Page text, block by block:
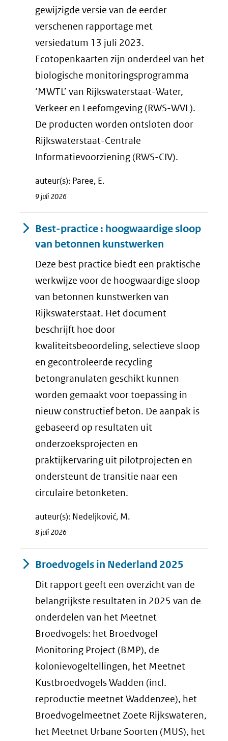
gewijzigde versie van de eerder
verschenen rapportage met
versiedatum 13 juli 2023.
Ecotopenkaarten zijn onderdeel van het
biologische monitoringsprogramma
‘MWTL’ van Rijkswaterstaat-Water,
Verkeer en Leefomgeving (RWS-WVL).
De producten worden ontsloten door
Rijkswaterstaat-Centrale
Informatievoorziening (RWS-CIV).
auteur(s): Paree, E.
9 juli 2026
Best-practice : hoogwaardige sloop
van betonnen kunstwerken
Deze best practice biedt een praktische
werkwijze voor de hoogwaardige sloop
van betonnen kunstwerken van
Rijkswaterstaat. Het document
beschrijft hoe door
kwaliteitsbeoordeling, selectieve sloop
en gecontroleerde recycling
betongranulaten geschikt kunnen
worden gemaakt voor toepassing in
nieuw constructief beton. De aanpak is
gebaseerd op resultaten uit
onderzoeksprojecten en
praktijkervaring uit pilotprojecten en
ondersteunt de transitie naar een
circulaire betonketen.
auteur(s): Nedeljković, M.
8 juli 2026
Broedvogels in Nederland 2025
Dit rapport geeft een overzicht van de
belangrijkste resultaten in 2025 van de
onderdelen van het Meetnet
Broedvogels: het Broedvogel
Monitoring Project (BMP), de
kolonievogeltellingen, het Meetnet
Kustbroedvogels Wadden (incl.
reproductie meetnet Waddenzee), het
Broedvogelmeetnet Zoete Rijkswateren,
het Meetnet Urbane Soorten (MUS), het